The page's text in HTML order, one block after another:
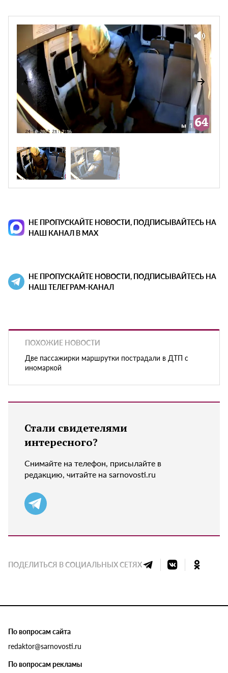
НЕ ПРОПУСКАЙТЕ НОВОСТИ, ПОДПИСЫВАЙТЕСЬ НА
НАШ КАНАЛ В MAX
НЕ ПРОПУСКАЙТЕ НОВОСТИ, ПОДПИСЫВАЙТЕСЬ НА
НАШ ТЕЛЕГРАМ-КАНАЛ
ПОХОЖИЕ НОВОСТИ
Две пассажирки маршрутки пострадали в ДТП с
иномаркой
Стали свидетелями
интересного?
Снимайте на телефон, присылайте в
редакцию, читайте на sarnovosti.ru
ПОДЕЛИТЬСЯ В СОЦИАЛЬНЫХ СЕТЯХ
По вопросам сайта
redaktor@sarnovosti.ru
По вопросам рекламы